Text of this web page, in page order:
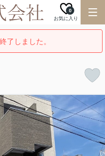
お気に入り
0
了しました。